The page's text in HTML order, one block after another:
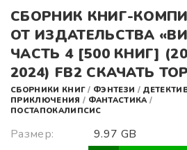
СБОРНИК КНИГ-
ОТ ИЗДАТЕЛЬСТВА
ЧАСТЬ 4 [500 КНИГ]
2024) FB2 СКАЧАТЬ
СБОРНИКИ КНИГ / ФЭНТЕЗИ /
ПРИКЛЮЧЕНИЯ / ФАНТАСТИКА /
ПОСТАПОКАЛИПСИС
Размер: 9.97 GB